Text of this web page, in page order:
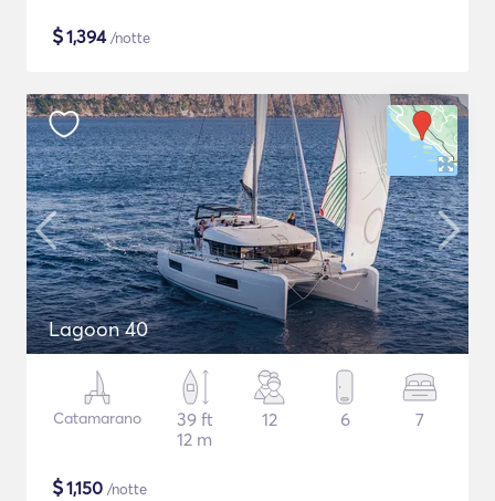
$1,394/notte
Lagoon 40
Catamarano
39 ft
12 m
12 6 7
$1,150 /notte